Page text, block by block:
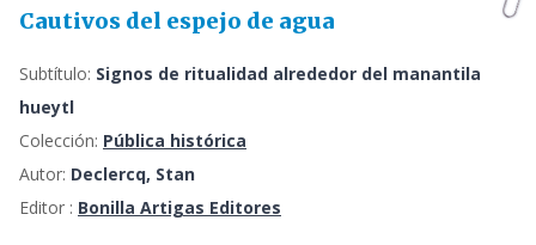
Cautivos del espejo de agua
Subtítulo: Signos de ritualidad alrededor del manantila
hueytl
Colección: Pública histórica
Autor: Declercq, Stan
Editor : Bonilla Artigas Editores